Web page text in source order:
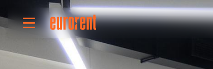
Izdavanje
Prodaja